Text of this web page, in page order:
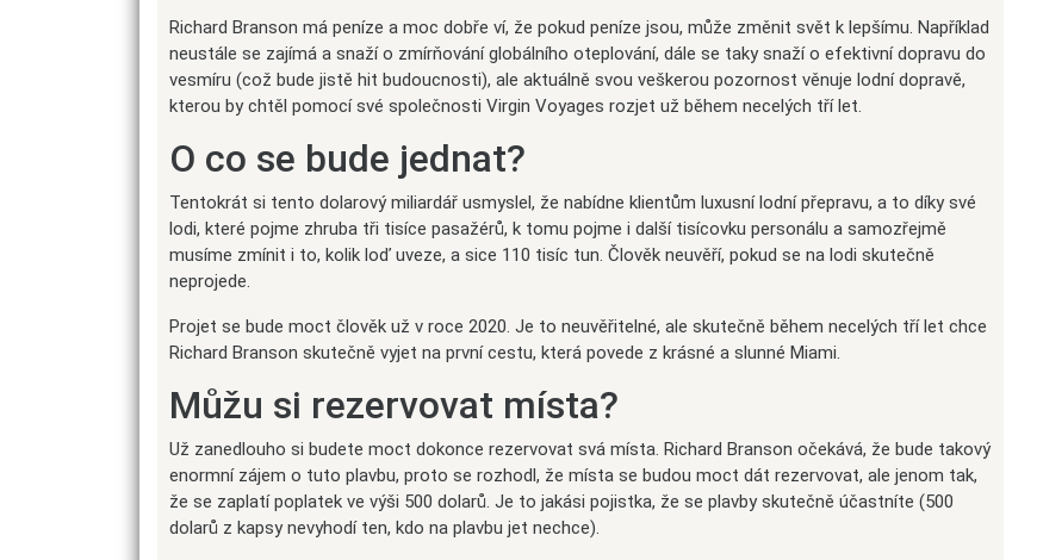
Richard Branson má peníze a moc dobře ví, že pokud peníze jsou, může změnit svět k lepšímu. Například
neustále se zajímá a snaží o zmírňování globálního oteplování, dále se taky snaží o efektivní dopravu do
vesmíru (což bude jistě hit budoucnosti), ale aktuálně svou veškerou pozornost věnuje lodní dopravě,
kterou by chtěl pomocí své společnosti Virgin Voyages rozjet už během necelých tří let.
O co se bude jednat?
Tentokrát si tento dolarový miliardář usmyslel, že nabídne klientům luxusní lodní přepravu, a to díky své
lodi, které pojme zhruba tři tisíce pasažérů, k tomu pojme i další tisícovku personálu a samozřejmě
musíme zmínit i to, kolik loď uveze, a sice 110 tisíc tun. Člověk neuvěří, pokud se na lodi skutečně
neprojede.
Projet se bude moct člověk už v roce 2020. Je to neuvěřitelné, ale skutečně během necelých tří let chce
Richard Branson skutečně vyjet na první cestu, která povede z krásné a slunné Miami.
Můžu si rezervovat místa?
Už zanedlouho si budete moct dokonce rezervovat svá místa. Richard Branson očekává, že bude takový
enormní zájem o tuto plavbu, proto se rozhodl, že místa se budou moct dát rezervovat, ale jenom tak,
že se zaplatí poplatek ve výši 500 dolarů. Je to jakási pojistka, že se plavby skutečně účastníte (500
dolarů z kapsy nevyhodí ten, kdo na plavbu jet nechce).